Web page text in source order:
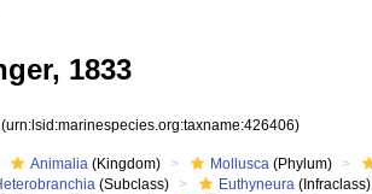
1833
(urn:lsid:marinespecies.org:taxname:426406)
Animalia (Kingdom) Mollusca (Phylum)
(Subclass) Euthyneura (Infraclass)